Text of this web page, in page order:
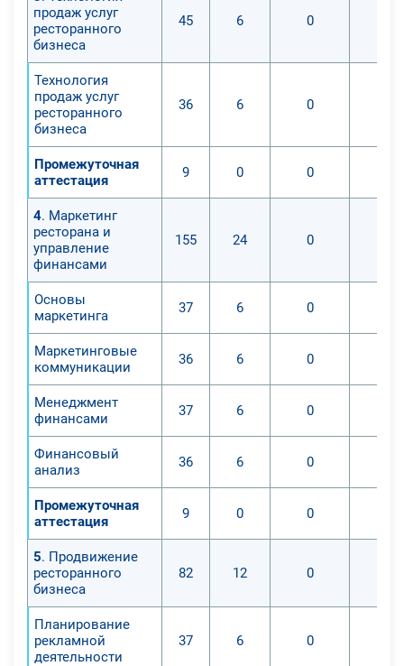
продаж услуг
ресторанного
бизнеса
45 6 0
Технология
продаж услуг
ресторанного
бизнеса
36 6 0
Промежуточная
аттестация
9 0 0
4. Маркетинг
ресторана и
управление
финансами
155 24 0
Основы
маркетинга
37 6 0
Маркетинговые
коммуникации
36 6 0
Менеджмент
финансами
37 6 0
Финансовый
анализ
36 6 0
Промежуточная
аттестация
9 0 0
5. Продвижение
ресторанного
бизнеса
82 12 0
Планирование
рекламной
деятельности
37 6 0